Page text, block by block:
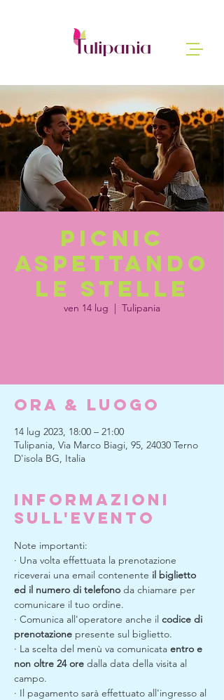
Picnic
aspettando
le stelle
ven 14 lug
  |
Tulipania
Ora & Luogo
14 lug 2023, 18:00 – 21:00
Tulipania, Via Marco Biagi, 95, 24030 Terno
D'isola BG, Italia
Informazioni
sull'evento
Note importanti:
· Una volta effettuata la prenotazione
riceverai una email contenente il biglietto
ed il numero di telefono da chiamare per
comunicare il tuo ordine.
· Comunica all'operatore anche il codice di
prenotazione presente sul biglietto.
· La scelta del menù va comunicata entro e
non oltre 24 ore dalla data della visita al
campo.
· Il pagamento sarà effettuato all'ingresso al